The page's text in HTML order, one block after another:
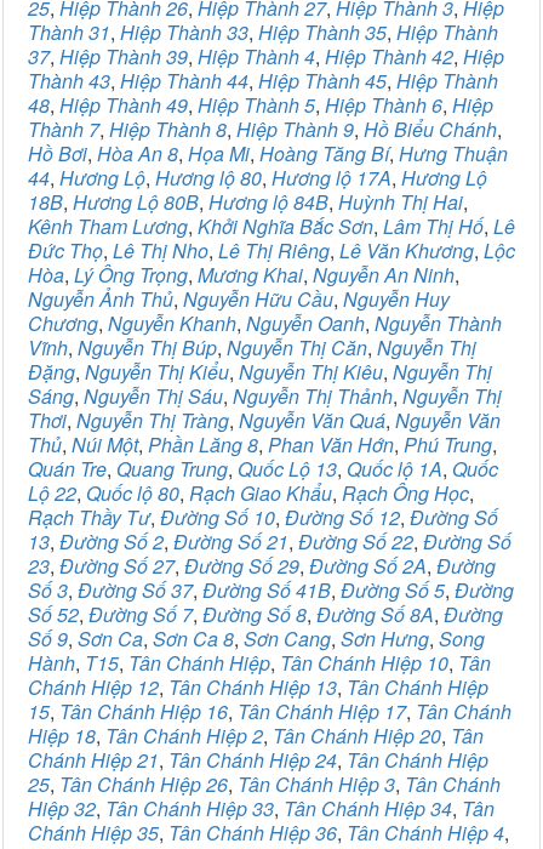
25, Hiệp Thành 26, Hiệp Thành 27, Hiệp Thành 3, Hiệp
Thành 31, Hiệp Thành 33, Hiệp Thành 35, Hiệp Thành
37, Hiệp Thành 39, Hiệp Thành 4, Hiệp Thành 42, Hiệp
Thành 43, Hiệp Thành 44, Hiệp Thành 45, Hiệp Thành
48, Hiệp Thành 49, Hiệp Thành 5, Hiệp Thành 6, Hiệp
Thành 7, Hiệp Thành 8, Hiệp Thành 9, Hồ Biểu Chánh,
Hồ Bơi, Hòa An 8, Họa Mi, Hoàng Tăng Bí, Hưng Thuận
44, Hương Lộ, Hương lộ 80, Hương lộ 17A, Hương Lộ
18B, Hương Lộ 80B, Hương lộ 84B, Huỳnh Thị Hai,
Kênh Tham Lương, Khởi Nghĩa Bắc Sơn, Lâm Thị Hố, Lê
Đức Thọ, Lê Thị Nho, Lê Thị Riêng, Lê Văn Khương, Lộc
Hòa, Lý Ông Trọng, Mương Khai, Nguyễn An Ninh,
Nguyễn Ảnh Thủ, Nguyễn Hữu Cầu, Nguyễn Huy
Chương, Nguyễn Khanh, Nguyễn Oanh, Nguyễn Thành
Vĩnh, Nguyễn Thị Búp, Nguyễn Thị Căn, Nguyễn Thị
Đặng, Nguyễn Thị Kiểu, Nguyễn Thị Kiêu, Nguyễn Thị
Sáng, Nguyễn Thị Sáu, Nguyễn Thị Thảnh, Nguyễn Thị
Thơi, Nguyễn Thị Tràng, Nguyễn Văn Quá, Nguyễn Văn
Thủ, Núi Một, Phần Lăng 8, Phan Văn Hớn, Phú Trung,
Quán Tre, Quang Trung, Quốc Lộ 13, Quốc lộ 1A, Quốc
Lộ 22, Quốc lộ 80, Rạch Giao Khẩu, Rạch Ông Học,
Rạch Thầy Tư, Đường Số 10, Đường Số 12, Đường Số
13, Đường Số 2, Đường Số 21, Đường Số 22, Đường Số
23, Đường Số 27, Đường Số 29, Đường Số 2A, Đường
Số 3, Đường Số 37, Đường Số 41B, Đường Số 5, Đường
Số 52, Đường Số 7, Đường Số 8, Đường Số 8A, Đường
Số 9, Sơn Ca, Sơn Ca 8, Sơn Cang, Sơn Hưng, Song
Hành, T15, Tân Chánh Hiệp, Tân Chánh Hiệp 10, Tân
Chánh Hiệp 12, Tân Chánh Hiệp 13, Tân Chánh Hiệp
15, Tân Chánh Hiệp 16, Tân Chánh Hiệp 17, Tân Chánh
Hiệp 18, Tân Chánh Hiệp 2, Tân Chánh Hiệp 20, Tân
Chánh Hiệp 21, Tân Chánh Hiệp 24, Tân Chánh Hiệp
25, Tân Chánh Hiệp 26, Tân Chánh Hiệp 3, Tân Chánh
Hiệp 32, Tân Chánh Hiệp 33, Tân Chánh Hiệp 34, Tân
Chánh Hiệp 35, Tân Chánh Hiệp 36, Tân Chánh Hiệp 4,